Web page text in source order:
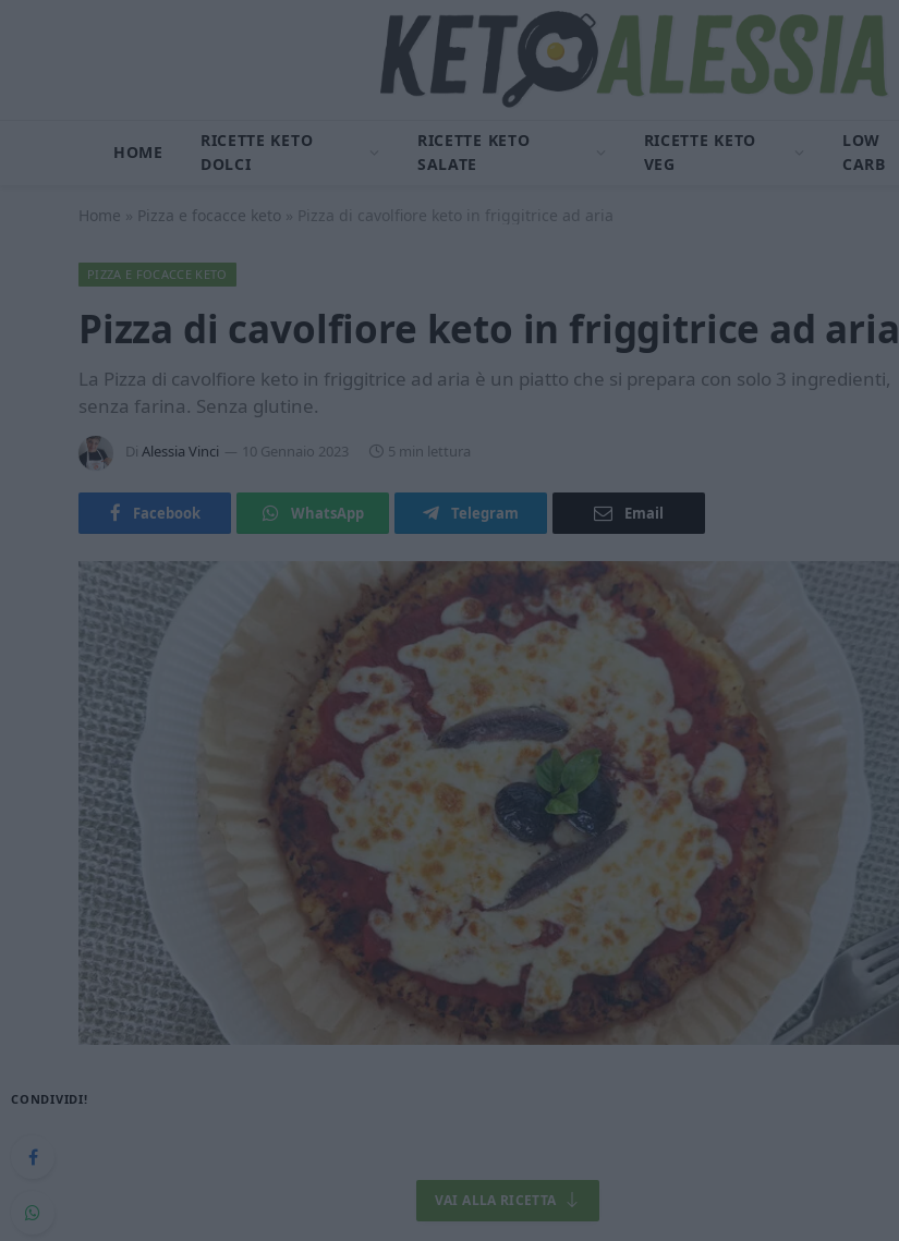
HOME
RICETTE KETO
DOLCI
RICETTE KETO
SALATE
RICETTE KETO
VEG
LOW
CARB
Home » Pizza e focacce keto » Pizza di cavolfiore keto in friggitrice ad aria
PIZZA E FOCACCE KETO
Pizza di cavolfiore keto in friggitrice ad aria
La Pizza di cavolfiore keto in friggitrice ad aria è un piatto che si prepara con solo 3 ingredienti,
senza farina. Senza glutine.
Di Alessia Vinci 10 Gennaio 2023 5 min lettura
Facebook WhatsApp Telegram Email
CONDIVIDI!
VAI ALLA RICETTA